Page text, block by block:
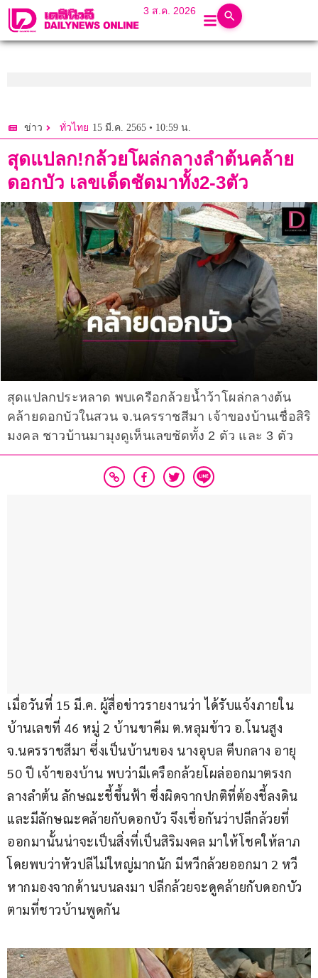
3 ส.ค. 2026
ข่าว ทั่วไทย 15 มี.ค. 2565 • 10:59 น.
สุดแปลก!กล้วยโผล่กลางลำต้นคล้าย
ดอกบัว เลขเด็ดชัดมาทั้ง2-3ตัว
สุดแปลกประหลาด พบเครือกล้วยนํ้าว้าโผล่กลางต้น
คล้ายดอกบัวในสวน จ.นครราชสีมา เจ้าของบ้านเชื่อสิริ
มงคล ชาวบ้านมามุงดูเห็นเลขชัดทั้ง 2 ตัว และ 3 ตัว
เมื่อวันที่ 15 มี.ค. ผู้สื่อข่าวรายงานว่า ได้รับแจ้งภายใน
บ้านเลขที่ 46 หมู่ 2 บ้านขาคีม ต.หลุมข้าว อ.โนนสูง
จ.นครราชสีมา ซึ่งเป็นบ้านของ นางอุบล ตีบกลาง อายุ
50 ปี เจ้าของบ้าน พบว่ามีเครือกล้วยโผล่ออกมาตรงก
ลางลำต้น ลักษณะชี้ขึ้นฟ้า ซึ่งผิดจากปกติที่ต้องชี้ลงดิน
และมีลักษณะคล้ายกับดอกบัว จึงเชื่อกันว่าปลีกล้วยที่
ออกมานั้นน่าจะเป็นสิ่งที่เป็นสิริมงคล มาให้โชคให้ลาภ
โดยพบว่าหัวปลีไม่ใหญ่มากนัก มีหวีกล้วยออกมา 2 หวี
หากมองจากด้านบนลงมา ปลีกล้วยจะดูคล้ายกับดอกบัว
ตามที่ชาวบ้านพูดกัน